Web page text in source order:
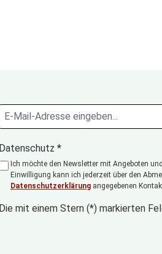
Datenschutz *
Ich möchte den Newsletter mit Angeboten
Einwilligung kann ich jederzeit über den
Datenschutzerklärung angegebenen
Die mit einem Stern (*) markierten